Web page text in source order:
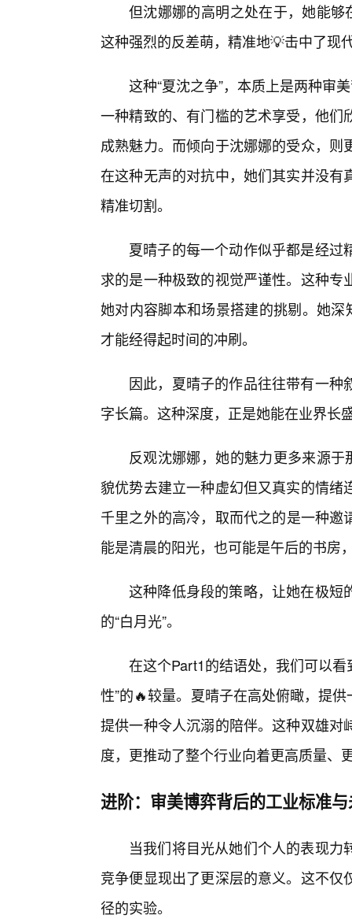
但沈娜娜的高明之处在于，她能够
这种强烈的反差萌，精准地💡击中了现
这种“夏沈之争”，本质上是两种审
一种精致的、有门槛的艺术享受，他
成熟魅力。而倾向于沈娜娜的受众，
在这种无声的对抗中，她们其实并没
精准切割。
夏晴子的每一个动作似乎都是经
求的是一种极致的视觉严谨性。这种
她对内容脚本和场景搭建的挑剔。她
才能经得起时间的冲刷。
因此，夏晴子的作品往往带有一
字长篇。这种深度，正是她能在业界长
反观沈娜娜，她的魅力更多来源
貌优势去建立一种虚幻但又真实的情
千里之外的高冷，取而代之的是一种
能是清晨的阳光，也可能是午后的书房
这种降低身段的策略，让她在极短
的“白月光”。
在这个Part1的结语处，我们可以看
性”的🔥较量。夏晴子在高处俯瞰，提
提供一种令人沉溺的陪伴。这种双雄
度，更推动了整个行业向着更高质量、
进阶：审美博弈背后的工业标准
当我们将目光从她们个人的表现
竞争便显现出了更深层的意义。这不
径的实验。